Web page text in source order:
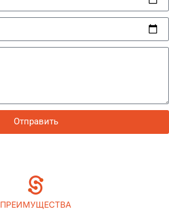
Отправить
ПРЕИМУЩЕСТВА